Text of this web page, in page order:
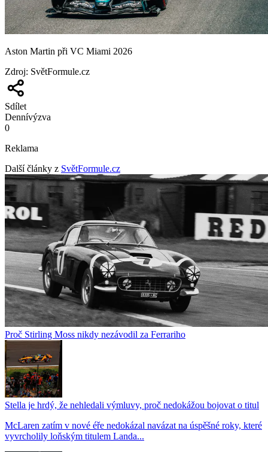
Aston Martin při VC Miami 2026
Zdroj: SvětFormule.cz
Sdílet
Dennívýzva
0
Reklama
Další články z SvětFormule.cz
Proč Stirling Moss nikdy nezávodil za Ferrariho
Stella je hrdý, že nehledali výmluvy, proč nedokážou bojovat o titul
McLaren zatím v nové éře nedokázal navázat na úspěšné roky, které
vyvrcholily loňským titulem Landa...